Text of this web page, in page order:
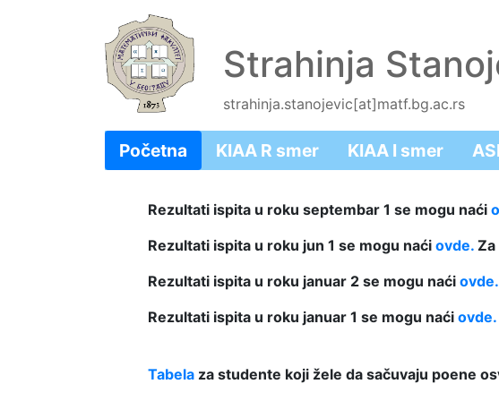
Strahinja
strahinja.stanojevic[at]matf.bg.ac.rs
Početna KIAA R smer KIAA I smer
Rezultati ispita u roku septembar 1 se mogu naći
Rezultati ispita u roku jun 1 se mogu naći ovde. Za
Rezultati ispita u roku januar 2 se mogu naći ovde.
Rezultati ispita u roku januar 1 se mogu naći ovde.
Tabela za studente koji žele da sačuvaju poene